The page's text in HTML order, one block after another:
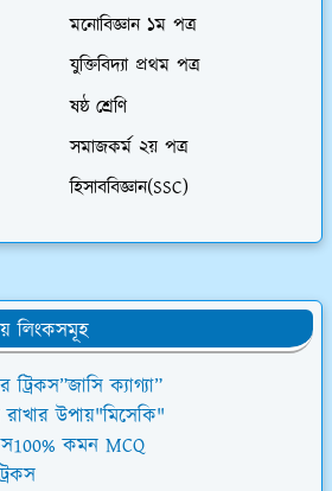
মনোবিজ্ঞান ১ম পত্র
যুক্তিবিদ্যা প্রথম পত্র
ষষ্ঠ শ্রেণি
সমাজকর্ম ২য় পত্র
হিসাববিজ্ঞান(SSC)
লিংকসমূহ
ট্রিকস”জাসি ক্যাগ্যা”
উপায়"মিসেকি"
কমন MCQ